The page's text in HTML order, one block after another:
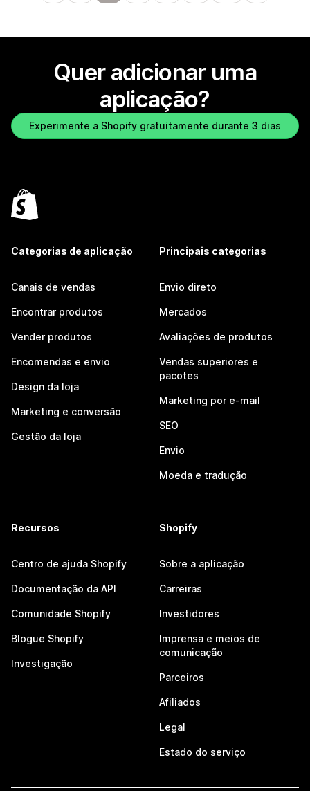
Quer adicionar uma
aplicação?
Experimente a Shopify gratuitamente durante 3 dias
Categorias de aplicação
Canais de vendas
Encontrar produtos
Vender produtos
Encomendas e envio
Design da loja
Marketing e conversão
Gestão da loja
Principais categorias
Envio direto
Mercados
Avaliações de produtos
Vendas superiores e
pacotes
Marketing por e-mail
SEO
Envio
Moeda e tradução
Recursos
Centro de ajuda Shopify
Documentação da API
Comunidade Shopify
Blogue Shopify
Investigação
Shopify
Sobre a aplicação
Carreiras
Investidores
Imprensa e meios de
comunicação
Parceiros
Afiliados
Legal
Estado do serviço